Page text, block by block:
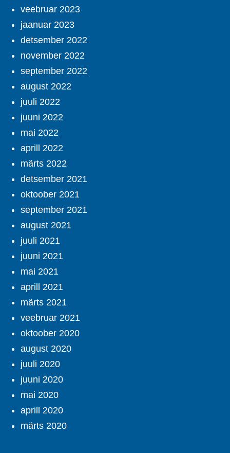
veebruar 2023
jaanuar 2023
detsember 2022
november 2022
september 2022
august 2022
juuli 2022
juuni 2022
mai 2022
aprill 2022
märts 2022
detsember 2021
oktoober 2021
september 2021
august 2021
juuli 2021
juuni 2021
mai 2021
aprill 2021
märts 2021
veebruar 2021
oktoober 2020
august 2020
juuli 2020
juuni 2020
mai 2020
aprill 2020
märts 2020